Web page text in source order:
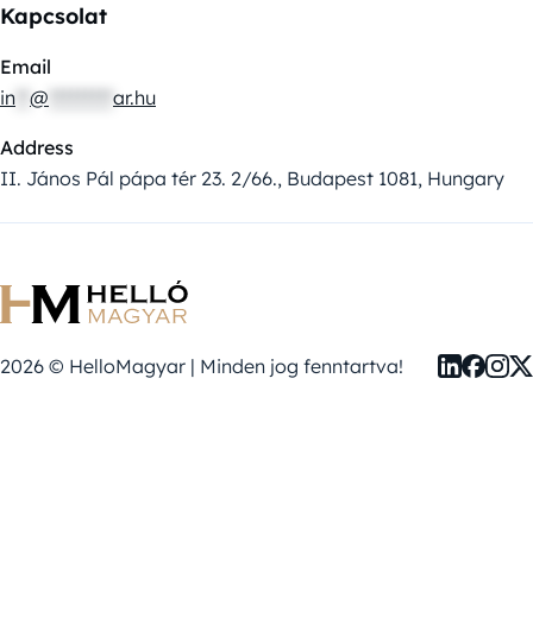
Kapcsolat
Email
in @ ar.hu
Address
II. János Pál pápa tér 23. 2/66., Budapest 1081, Hungary
2026 © HelloMagyar | Minden jog fenntartva!